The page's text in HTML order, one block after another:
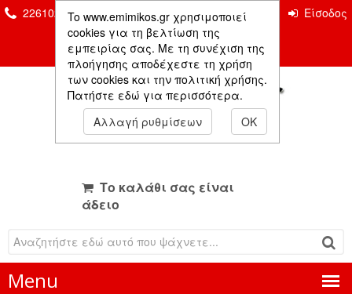
To www.emimikos.gr χρησιμοποιεί
cookies για τη βελτίωση της
εμπειρίας σας. Με τη συνέχιση της
πλοήγησης αποδέχεστε τη χρήση
των cookies και την πολιτική χρήσης.
Πατήστε εδώ για περισσότερα.
Αλλαγή ρυθμίσεων
OK
2261026435 & 2261081666 Επικοινωνία
Είσοδος
Μέλους
Το καλάθι σας είναι
άδειο
Menu